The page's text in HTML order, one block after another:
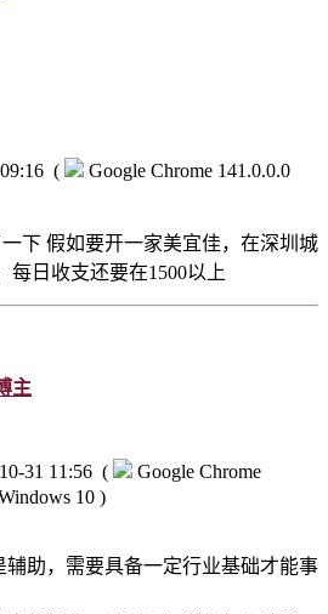
(
Google Chrome 141.0.0.0
下 假如要开一家美宜佳，在深圳城
每日收支还要在1500以上
主
31 11:56 (
Google Chrome
10 )
辅助，需要具备一定行业基础才能事